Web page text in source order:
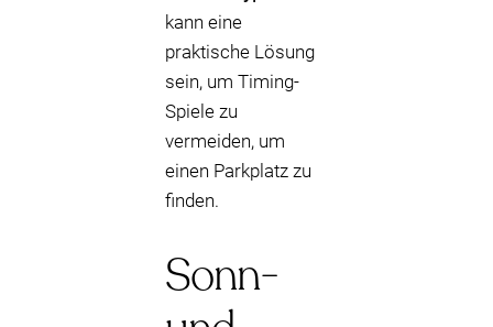
kann eine
praktische Lösung
sein, um Timing-
Spiele zu
vermeiden, um
einen Parkplatz zu
finden.
Sonn-